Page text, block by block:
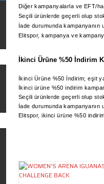
Diğer kampanyalarla ve EFT/
Seçili ürünlerde geçerli olup
İade durumunda kampanyanın
Elitspor, kampanya ve
İkinci Ürüne %50 İndirim
İkinci Ürüne %50 İndirim; eşit
İkinci ürüne %50 indirim
Seçili ürünlerde geçerli olup
İade durumunda kampanyanın
Elitspor, ikinci ürüne %50